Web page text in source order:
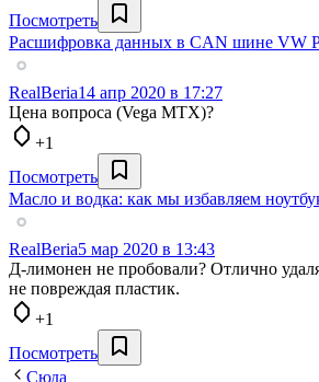
Посмотреть
Расшифровка данных в CAN шине VW
RealBeria14 апр 2020 в 17:27
Цена вопроса (Vega MTX)?
+1
Посмотреть
Масло и водка: как мы избавляем
RealBeria5 мар 2020 в 13:43
Д-лимонен не пробовали? Отлично
не повреждая пластик.
+1
Посмотреть
Сюда